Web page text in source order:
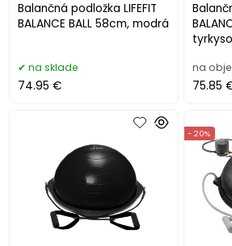
Balančná podložka LIFEFIT
BALANCE BALL 58cm, modrá
na sklade
74.95 €
na
75.85
- 20%